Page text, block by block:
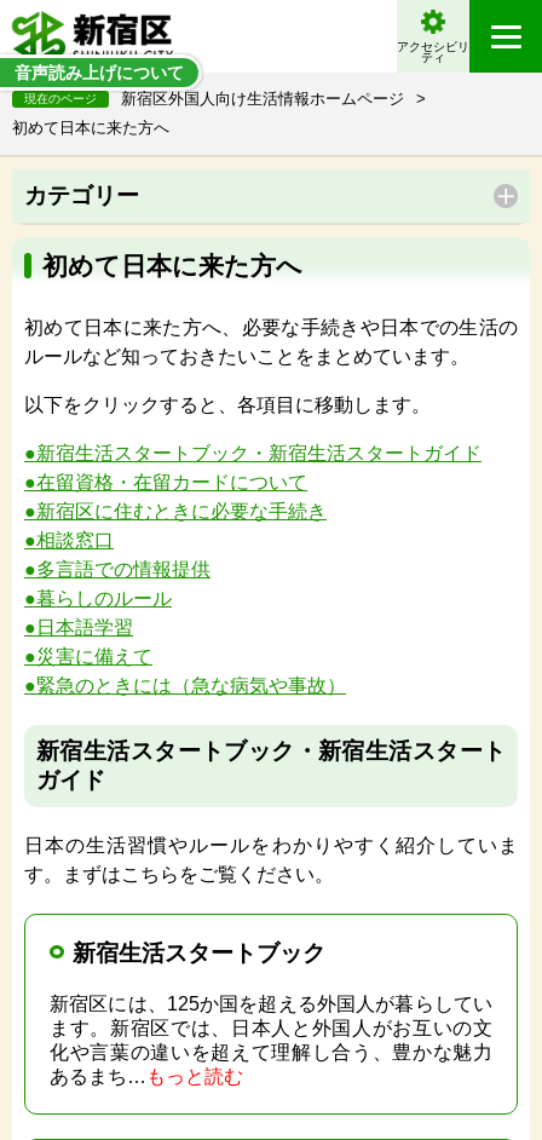
音声読み上げについて
アクセシビリ
ティ
現在のページ 新宿区外国人向け生活情報ホームページ
>
初めて日本に来た方へ
カテゴリー
初めて日本に来た方へ
初めて日本に来た方へ、必要な手続きや日本での生活の
ルールなど知っておきたいことをまとめています。
以下をクリックすると、各項目に移動します。
●新宿生活スタートブック・新宿生活スタートガイド
●在留資格・在留カードについて
●新宿区に住むときに必要な手続き
●相談窓口
●多言語での情報提供
●暮らしのルール
●日本語学習
●災害に備えて
●緊急のときには（急な病気や事故）
新宿生活スタートブック・新宿生活スタート
ガイド
日本の生活習慣やルールをわかりやすく紹介していま
す。まずはこちらをご覧ください。
新宿生活スタートブック
新宿区には、125か国を超える外国人が暮らしてい
ます。新宿区では、日本人と外国人がお互いの文
化や言葉の違いを超えて理解し合う、豊かな魅力
あるまち… もっと読む